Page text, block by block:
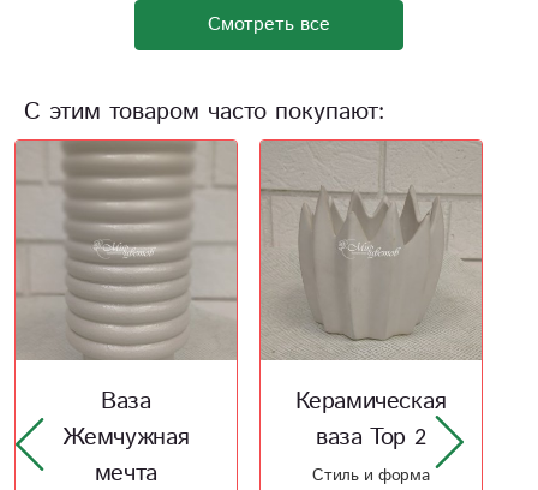
Смотреть все
С этим товаром часто покупают:
Керамическая
ваза Тор 2
Стиль и форма
Ваза Wood 3
Стеклянная ваза в
сочетании с деревом